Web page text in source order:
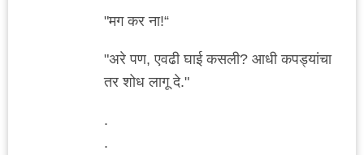
"मग कर ना!“
"अरे पण, एवढी घाई कसली? आधी कपड्यांचा
तर शोध लागू दे."
.
.